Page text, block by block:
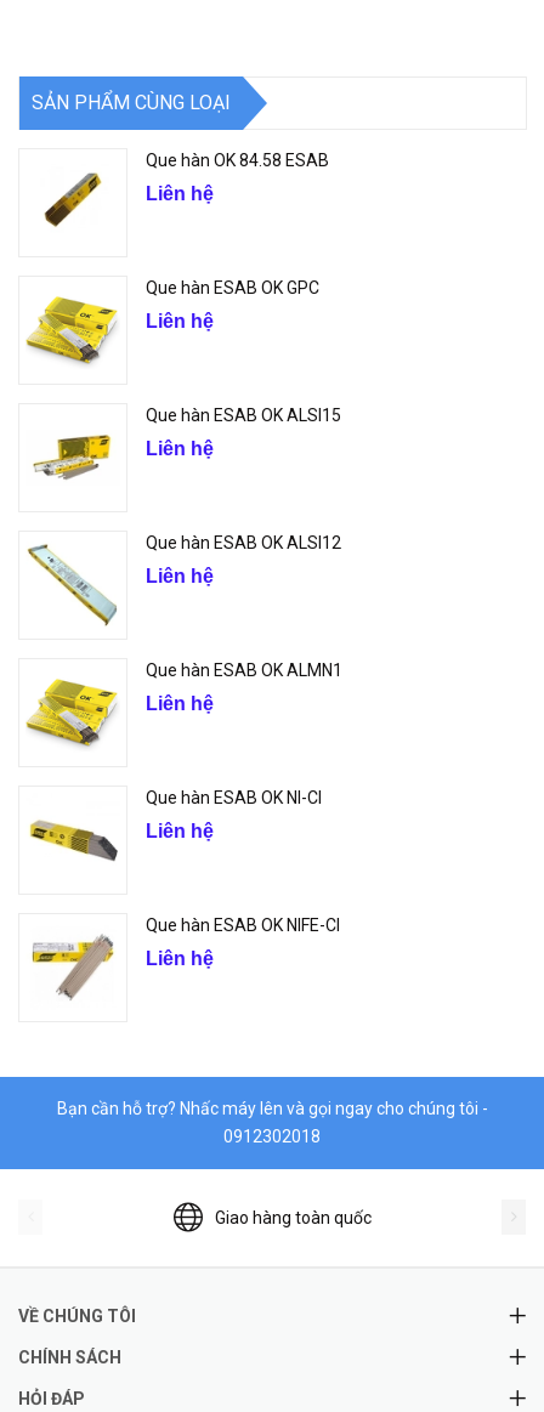
SẢN PHẨM CÙNG LOẠI
Que hàn OK 84.58 ESAB
Liên hệ
Que hàn ESAB OK GPC
Liên hệ
Que hàn ESAB OK ALSI15
Liên hệ
Que hàn ESAB OK ALSI12
Liên hệ
Que hàn ESAB OK ALMN1
Liên hệ
Que hàn ESAB OK NI-CI
Liên hệ
Que hàn ESAB OK NIFE-CI
Liên hệ
Bạn cần hỗ trợ? Nhấc máy lên và gọi ngay cho chúng tôi -
0912302018
Giao hàng toàn quốc
VỀ CHÚNG TÔI
CHÍNH SÁCH
HỎI ĐÁP